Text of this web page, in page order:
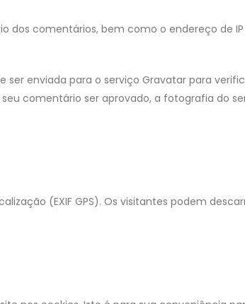
dos comentários, bem como o endereço de
enviada para o serviço Gravatar para
comentário ser aprovado, a fotografia do
(EXIF GPS). Os visitantes podem